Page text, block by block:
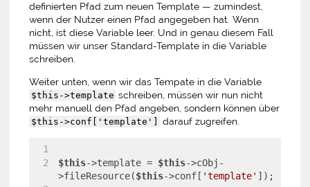
definierten Pfad zum neuen Template — zumindest,
wenn der Nutzer einen Pfad angegeben hat. Wenn
nicht, ist diese Variable leer. Und in genau diesem Fall
müssen wir unser Standard-Template in die Variable
schreiben.
Weiter unten, wenn wir das Tempate in die Variable
$this->template schreiben, müssen wir nun nicht
mehr manuell den Pfad angeben, sondern können über
$this->conf['template'] darauf zugreifen.
$this->template = $this->cObj-
>fileResource($this->conf[ 'template' ]);